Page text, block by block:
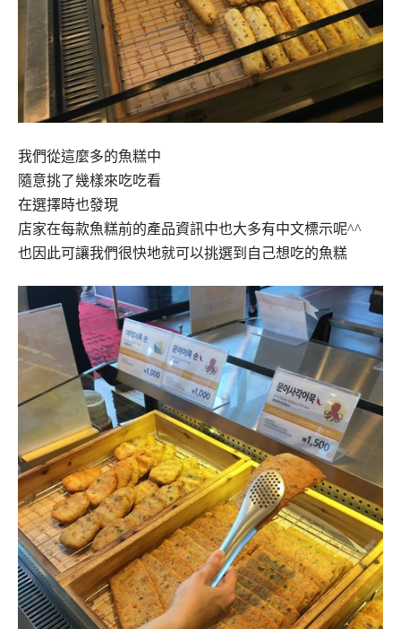
我們從這麼多的魚糕中
隨意挑了幾樣來吃吃看
在選擇時也發現
店家在每款魚糕前的產品資訊中也大多有中文標示呢^^
也因此可讓我們很快地就可以挑選到自己想吃的魚糕